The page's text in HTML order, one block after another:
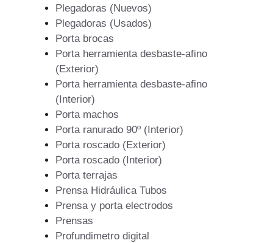
Plegadoras (Nuevos)
Plegadoras (Usados)
Porta brocas
Porta herramienta desbaste-afino
(Exterior)
Porta herramienta desbaste-afino
(Interior)
Porta machos
Porta ranurado 90º (Interior)
Porta roscado (Exterior)
Porta roscado (Interior)
Porta terrajas
Prensa Hidráulica Tubos
Prensa y porta electrodos
Prensas
Profundimetro digital